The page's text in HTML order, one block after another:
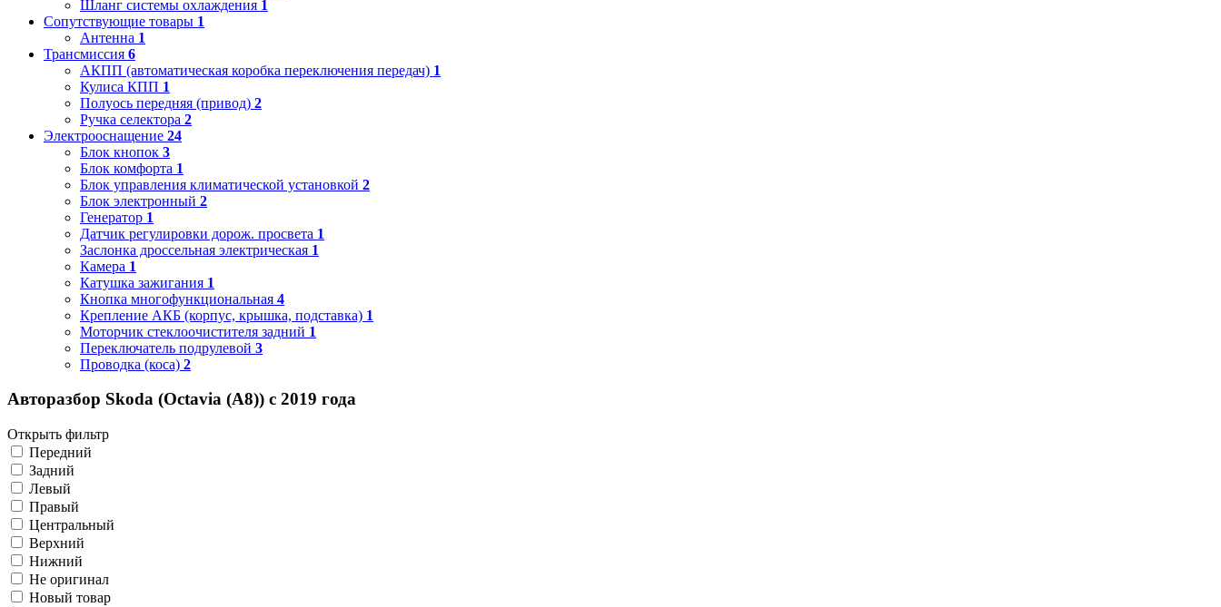
Шланг системы охлаждения 1
Сопутствующие товары 1
Антенна 1
Трансмиссия 6
АКПП (автоматическая коробка переключения передач) 1
Кулиса КПП 1
Полуось передняя (привод) 2
Ручка селектора 2
Электрооснащение 24
Блок кнопок 3
Блок комфорта 1
Блок управления климатической установкой 2
Блок электронный 2
Генератор 1
Датчик регулировки дорож. просвета 1
Заслонка дроссельная электрическая 1
Камера 1
Катушка зажигания 1
Кнопка многофункциональная 4
Крепление АКБ (корпус, крышка, подставка) 1
Моторчик стеклоочистителя задний 1
Переключатель подрулевой 3
Проводка (коса) 2
Авторазбор Skoda (Octavia (A8)) с 2019 года
Открыть фильтр
Передний
Задний
Левый
Правый
Центральный
Верхний
Нижний
Не оригинал
Новый товар